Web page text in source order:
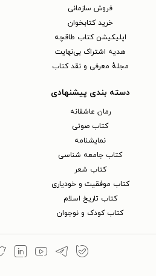
فروش سازمانی
خرید کتابخوان
اپلیکیشن کتاب طاقچه
هدیه اشتراک بی‌نهایت
مجلهٔ معرفی و نقد کتاب
دسته بندی پیشنهادی
رمان عاشقانه
کتاب‌ صوتی
نمایشنامه
کتاب جامعه شناسی
کتاب شعر
کتاب موفقیت و خودیاری
کتاب تاریخ اسلام
کتاب کودک و نوجوان